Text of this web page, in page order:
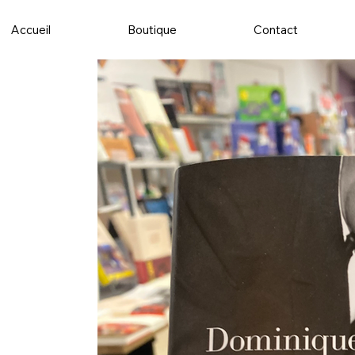
Accueil Boutique Contact